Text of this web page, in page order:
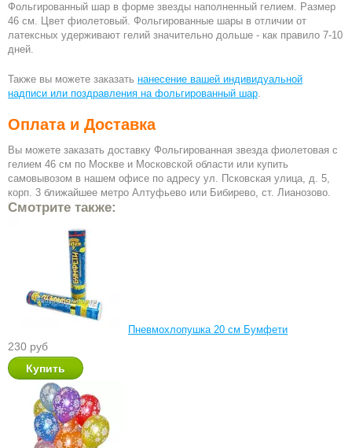
Фольгированный шар в форме звезды наполненный гелием. Размер
46 см. Цвет фиолетовый. Фольгированные шары в отличии от
латексных удерживают гелий значительно дольше - как правило 7-10
дней.
Также вы можете заказать нанесение вашей индивидуальной
надписи или поздравления на фольгированный шар
Оплата и Доставка
Вы можете заказать доставку Фольгированная звезда фиолетовая с
гелием 46 см по Москве и Московской области или купить
самовывозом в нашем офисе по адресу ул. Псковская улица, д. 5,
корп. 3 ближайшее метро Алтуфьево или Бибирево, ст. Лианозово.
Смотрите также:
Пневмохлопушка 20 см Бумфети
230 руб